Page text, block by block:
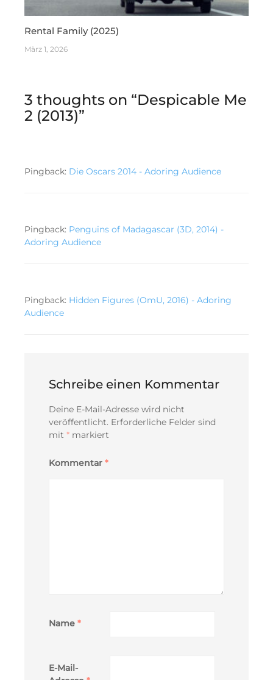
Rental Family (2025)
März 1, 2026
3 thoughts on “Despicable Me
2 (2013)”
Pingback: Die Oscars 2014 - Adoring Audience
Pingback: Penguins of Madagascar (3D, 2014) -
Adoring Audience
Pingback: Hidden Figures (OmU, 2016) - Adoring
Audience
Schreibe einen Kommentar
Deine E-Mail-Adresse wird nicht
veröffentlicht. Erforderliche Felder sind
mit * markiert
Kommentar *
Name *
E-Mail-